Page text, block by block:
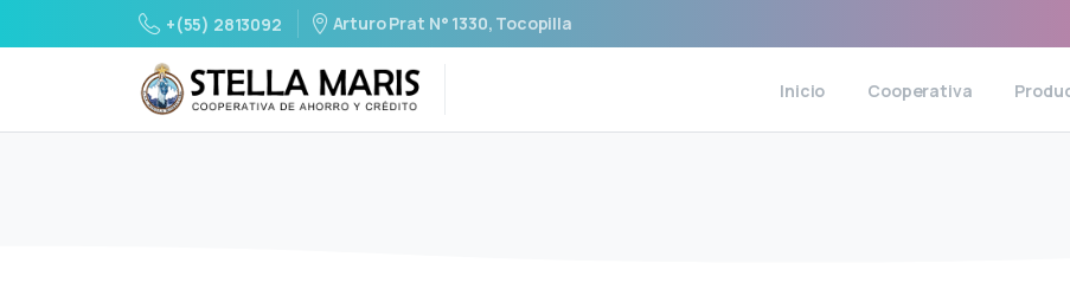
+(55) 2813092 Arturo Prat N° 1330, Tocopilla
Inicio Cooperativa